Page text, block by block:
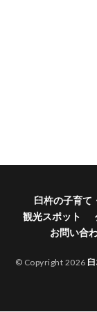
臼杵の子育て
観光スポット
お問い合
© Copyright 2026